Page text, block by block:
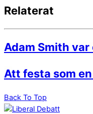
Relaterat
Adam Smith
Att festa som
Back To Top